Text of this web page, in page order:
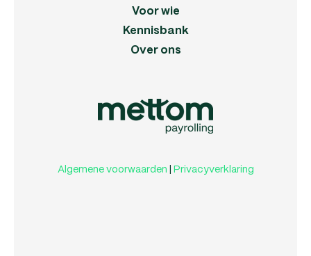
Voor wie
Kennisbank
Over ons
Algemene voorwaarden|Privacyverklaring